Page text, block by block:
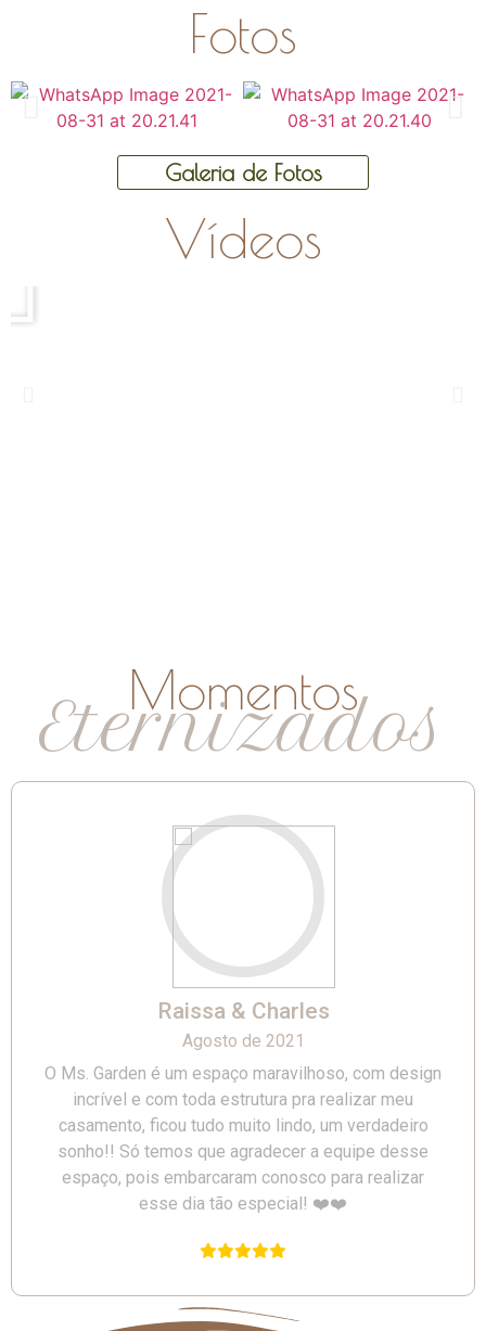
Fotos
Galeria de Fotos
Vídeos
Momentos
Eternizados
Raissa & Charles
Agosto de 2021
O Ms. Garden é um espaço maravilhoso, com design
incrível e com toda estrutura pra realizar meu
casamento, ficou tudo muito lindo, um verdadeiro
sonho!! Só temos que agradecer a equipe desse
espaço, pois embarcaram conosco para realizar
esse dia tão especial! ❤️❤️